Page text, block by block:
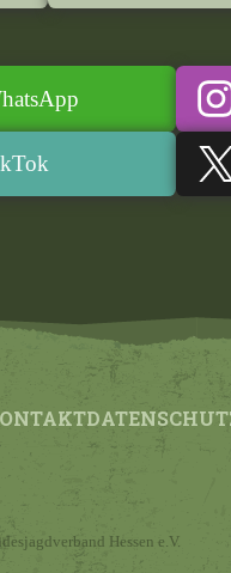
Hessen e.V.